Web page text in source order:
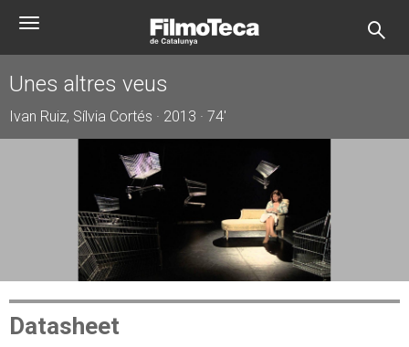
Toggle
Unes altres veus
Ivan Ruiz, Sílvia Cortés · 2013 · 74'
Datasheet